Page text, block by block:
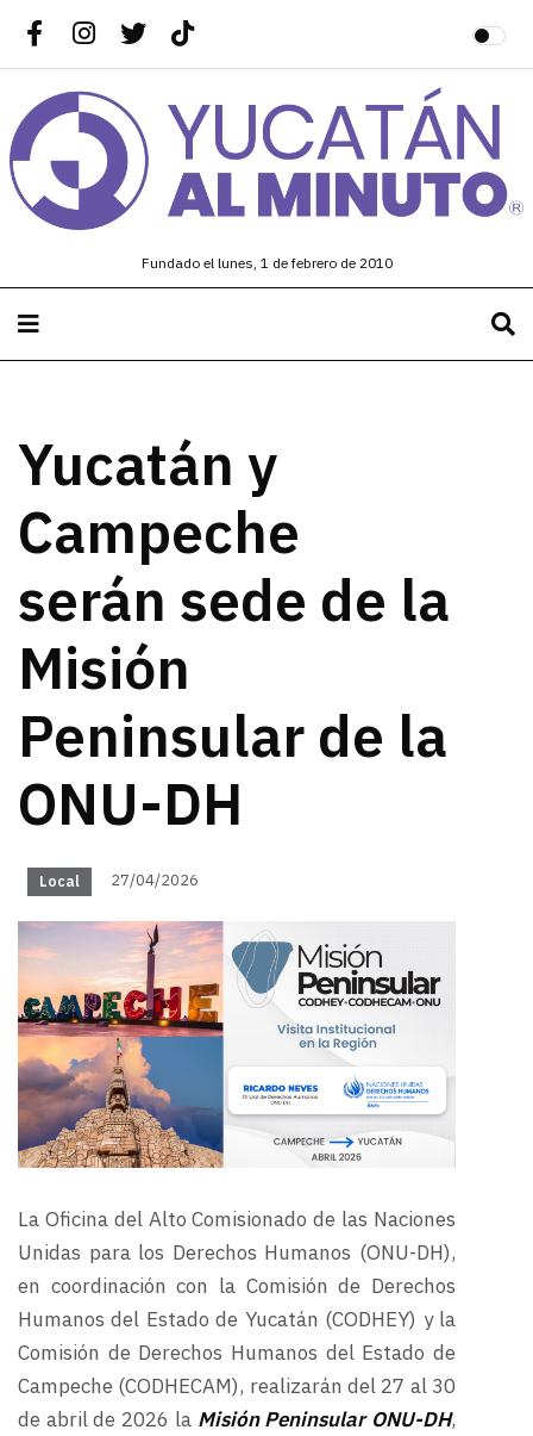
Fundado el lunes, 1 de febrero de 2010
Yucatán y
Campeche
serán sede de la
Misión
Peninsular de la
ONU-DH
Local 27/04/2026
La Oficina del Alto Comisionado de las Naciones
Unidas para los Derechos Humanos (ONU-DH),
en coordinación con la Comisión de Derechos
Humanos del Estado de Yucatán (CODHEY) y la
Comisión de Derechos Humanos del Estado de
Campeche (CODHECAM), realizarán del 27 al 30
de abril de 2026 la Misión Peninsular ONU-DH,